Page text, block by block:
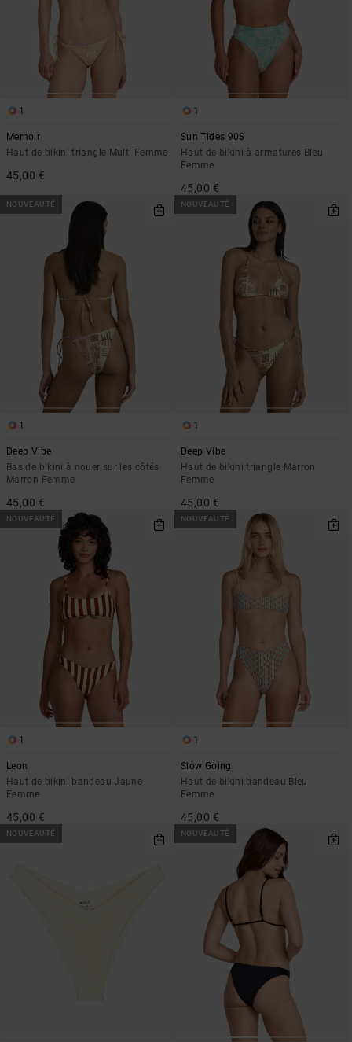
1
Memoir
Haut de bikini triangle Multi Femme
45,00 €
1
Sun Tides 90S
Haut de bikini à armatures Bleu
Femme
45,00 €
NOUVEAUTÉ
1
Deep Vibe
Bas de bikini à nouer sur les côtés
Marron Femme
45,00 €
NOUVEAUTÉ
1
Deep Vibe
Haut de bikini triangle Marron
Femme
45,00 €
NOUVEAUTÉ
1
Leon
Haut de bikini bandeau Jaune
Femme
45,00 €
NOUVEAUTÉ
1
Slow Going
Haut de bikini bandeau Bleu
Femme
45,00 €
NOUVEAUTÉ NOUVEAUTÉ